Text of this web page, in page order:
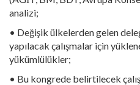
analizi;
• Değişik ülkelerden gelen
yapılacak çalışmalar için
yükümlülükler;
• Bu kongrede belirtilecek